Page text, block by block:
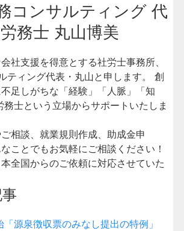
コンサルティング 代
務士 丸山博美
社支援を得意とする社労士事務所、
ティング代表・丸山と申します。 創
足しがちな「経験」「人脈」「知
士という立場からサポートいたしま
相談、就業規則作成、助成金申
ことでもお気軽にご相談ください！
全国からのご依頼に対応させていた
「源泉徴収票のみなし提出の特例」